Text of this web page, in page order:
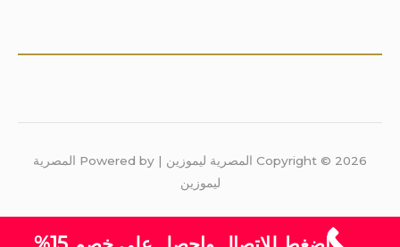
Copyright © 2026 المصرية ليموزين | Powered by المصرية
ليموزين